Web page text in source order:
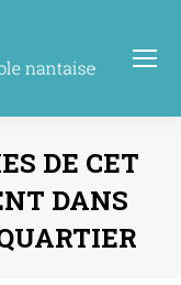
DE CET
DANS